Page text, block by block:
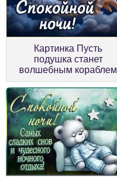
Картинка Пусть
подушка станет
волшебным кораблем